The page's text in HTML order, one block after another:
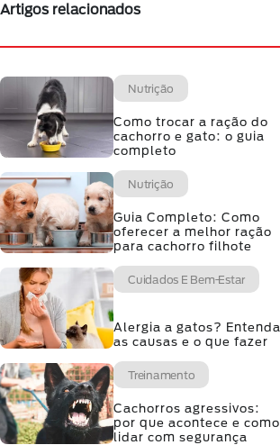
Artigos relacionados
Nutrição
Como trocar a ração do
cachorro e gato: o guia
completo
Nutrição
Guia Completo: Como
oferecer a melhor ração
para cachorro filhote
Cuidados E Bem-Estar
Alergia a gatos? Entenda
as causas e o que fazer
Treinamento
Cachorros agressivos:
por que acontece e como
lidar com segurança